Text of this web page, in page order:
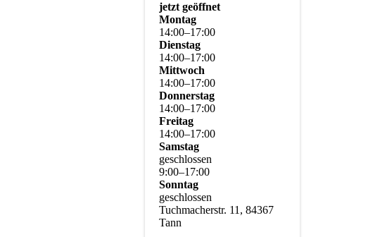
jetzt geöffnet
Montag
14:00–17:00
Dienstag
14:00–17:00
Mittwoch
14:00–17:00
Donnerstag
14:00–17:00
Freitag
14:00–17:00
Samstag
geschlossen
9:00–17:00
Sonntag
geschlossen
Tuchmacherstr. 11, 84367
Tann